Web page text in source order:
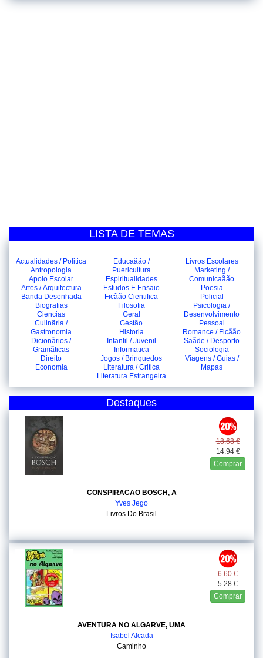
LISTA DE TEMAS
Actualidades / Politica
Antropologia
Apoio Escolar
Artes / Arquitectura
Banda Desenhada
Biografias
Ciencias
Culinãria /
Gastronomia
Dicionãrios /
Gramãticas
Direito
Economia
Educaãão /
Puericultura
Espiritualidades
Estudos E Ensaio
Ficãão Cientifica
Filosofia
Geral
Gestão
Historia
Infantil / Juvenil
Informatica
Jogos / Brinquedos
Literatura / Critica
Literatura Estrangeira
Livros Escolares
Marketing /
Comunicaãão
Poesia
Policial
Psicologia /
Desenvolvimento
Pessoal
Romance / Ficãão
Saãde / Desporto
Sociologia
Viagens / Guias /
Mapas
Destaques
18.68 €
14.94 €
Comprar
CONSPIRACAO BOSCH, A
Yves Jego
Livros Do Brasil
6.60 €
5.28 €
Comprar
AVENTURA NO ALGARVE, UMA
Isabel Alcada
Caminho